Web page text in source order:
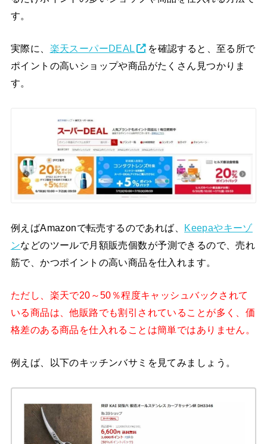
す。
実際に、 楽天スーパーDEAL
を確認すると、至る所で
ポイントの高いショップや商品がたくさん見つかりま
す。
例えばAmazonで転売するのであれば、 Keepaやキーゾ
ンなどのツールで月額販売個数が予測できるので、売れ
筋で、かつポイントの高い商品を仕入れます。
ただし、楽天で20～50％程度キャッシュバックされて
いる商品は、他販路でも割引されていることが多く、価
格差のある商品を仕入れることは簡単ではありません。
例えば、以下のキッチンバサミを見てみましょう。